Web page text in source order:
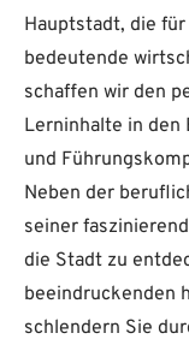
Hauptstadt, die
bedeutende
schaffen wir den
Lerninhalte in
und
Neben der
seiner
die Stadt zu
beeindruckenden
schlendern Sie